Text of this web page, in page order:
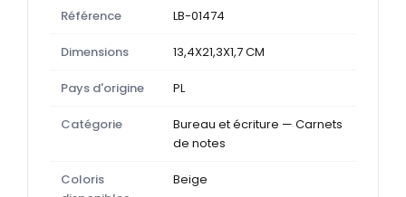
Référence LB-01474
Dimensions 13,4X21,3X1,7 CM
Pays d'origine PL
Catégorie
Bureau et écriture — Carnets
de notes
Coloris
Beige